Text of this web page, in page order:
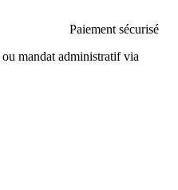
Paiement sécurisé
mandat administratif via